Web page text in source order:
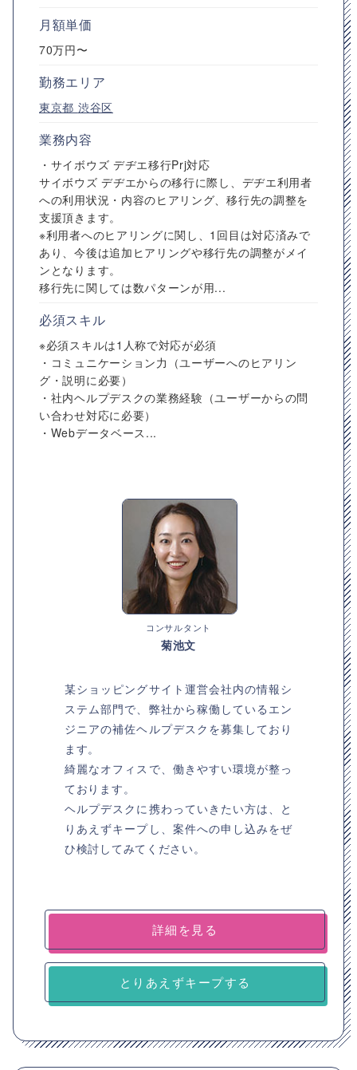
月額単価
70万円〜
勤務エリア
東京都 渋谷区
業務内容
・サイボウズ デヂエ移行Prj対応
サイボウズ デヂエからの移行に際し、デヂエ利用者
への利用状況・内容のヒアリング、移行先の調整を
支援頂きます。
※利用者へのヒアリングに関し、1回目は対応済みで
あり、今後は追加ヒアリングや移行先の調整がメイ
ンとなります。
移行先に関しては数パターンが用...
必須スキル
※必須スキルは1人称で対応が必須
・コミュニケーション力（ユーザーへのヒアリン
グ・説明に必要）
・社内ヘルプデスクの業務経験（ユーザーからの問
い合わせ対応に必要）
・Webデータベース...
コンサルタント
菊池文
某ショッピングサイト運営会社内の情報シ
ステム部門で、弊社から稼働しているエン
ジニアの補佐ヘルプデスクを募集しており
ます。
綺麗なオフィスで、働きやすい環境が整っ
ております。
ヘルプデスクに携わっていきたい方は、と
りあえずキープし、案件への申し込みをぜ
ひ検討してみてください。
詳細を見る
とりあえずキープする